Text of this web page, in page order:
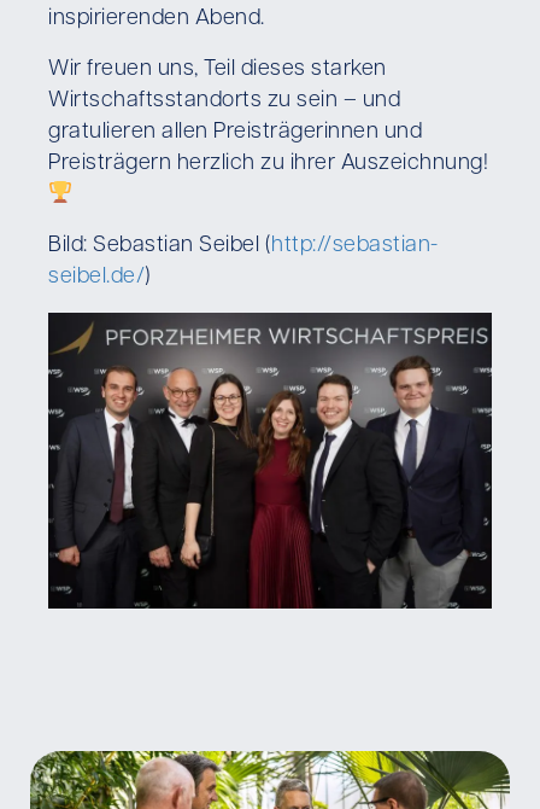
inspirierenden Abend.
Wir freuen uns, Teil dieses starken
Wirtschaftsstandorts zu sein – und
gratulieren allen Preisträgerinnen und
Preisträgern herzlich zu ihrer Auszeichnung!
Bild: Sebastian Seibel (http://sebastian-
seibel.de/)